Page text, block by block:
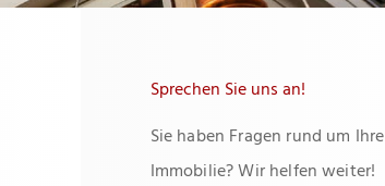
Sprechen Sie uns an!
Sie haben Fragen rund um Ihre
Immobilie? Wir helfen weiter!